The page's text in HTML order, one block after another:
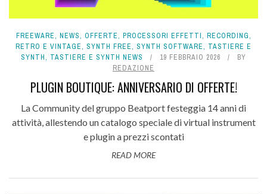
FREEWARE, NEWS, OFFERTE, PROCESSORI EFFETTI, RECORDING,
RETRO E VINTAGE, SYNTH FREE, SYNTH SOFTWARE, TASTIERE E
SYNTH, TASTIERE E SYNTH NEWS 19 FEBBRAIO 2026
BY
REDAZIONE
PLUGIN BOUTIQUE: ANNIVERSARIO DI OFFERTE!
La Community del gruppo Beatport festeggia 14 anni di
attività, allestendo un catalogo speciale di virtual instrument
e plugin a prezzi scontati
READ MORE